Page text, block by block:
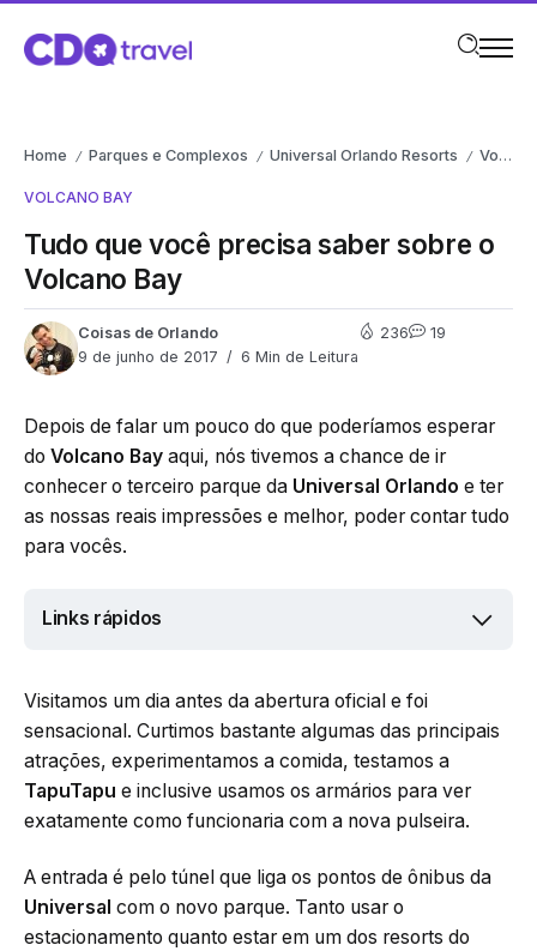
Home / Parques e Complexos / Universal Orlando Resorts / Volcano Bay
VOLCANO BAY
Tudo que você precisa saber sobre o
Volcano Bay
Coisas de Orlando
9 de junho de 2017
6 Min de Leitura
236 19
Depois de falar um pouco do que poderíamos esperar
do Volcano Bay aqui, nós tivemos a chance de ir
conhecer o terceiro parque da Universal Orlando e ter
as nossas reais impressões e melhor, poder contar tudo
para vocês.
Links rápidos
Visitamos um dia antes da abertura oficial e foi
sensacional. Curtimos bastante algumas das principais
atrações, experimentamos a comida, testamos a
TapuTapu e inclusive usamos os armários para ver
exatamente como funcionaria com a nova pulseira.
A entrada é pelo túnel que liga os pontos de ônibus da
Universal com o novo parque. Tanto usar o
estacionamento quanto estar em um dos resorts do